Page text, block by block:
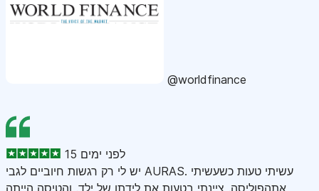
@worldfinance
15 לפני ימים
יש לי רק רגשות חיוביים לגבי AURAS. עשיתי טעות כשעשיתי
אתהפוליסה, ציינתי בטעות את לידתו של ילד, והטיסה הייתה